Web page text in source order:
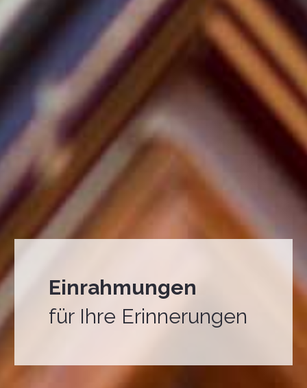
Einrahmungen
für Ihre Erinnerungen